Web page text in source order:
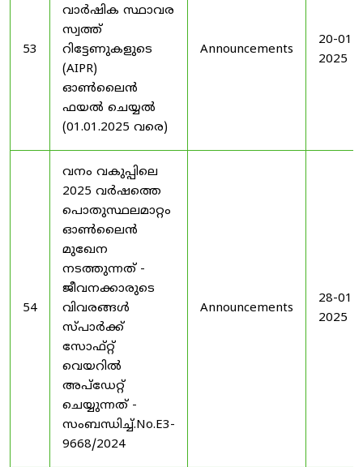
53
വാർഷിക സ്ഥാവര
സ്വത്ത്
റിട്ടേണുകളുടെ
(AIPR)
ഓൺലൈൻ
ഫയൽ ചെയ്യൽ
(01.01.2025 വരെ)
Announcements
20-01-
2025
54
വനം വകുപ്പിലെ
2025 വർഷത്തെ
പൊതുസ്ഥലമാറ്റം
ഓൺലൈൻ
മുഖേന
നടത്തുന്നത് -
ജീവനക്കാരുടെ
വിവരങ്ങൾ
സ്പാർക്ക്
സോഫ്റ്റ്
വെയറിൽ
അപ്ഡേറ്റ്
ചെയ്യുന്നത് -
സംബന്ധിച്ച്.No.E3-
9668/2024
Announcements
28-01-
2025